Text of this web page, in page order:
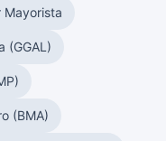
Mayorista
(GGAL)
(BMA)